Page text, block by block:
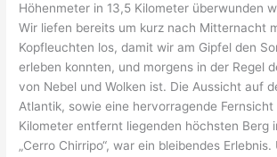
Höhenmeter in 13,5 Kilometer überwunden
Wir liefen bereits um kurz nach Mitternacht
Kopfleuchten los, damit wir am Gipfel den
erleben konnten, und morgens in der Regel
von Nebel und Wolken ist. Die Aussicht auf
Atlantik, sowie eine hervorragende Fernsicht
Kilometer entfernt liegenden höchsten Berg
„Cerro Chirripo“, war ein bleibendes